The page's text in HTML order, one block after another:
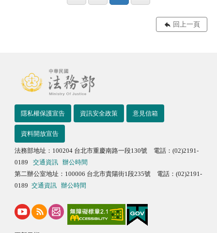
回上一頁
隱私權保護宣告 資訊安全政策 意見信箱
資料開放宣告
法務部地址：100204 台北市重慶南路一段130號 電話：(02)2191-
0189
交通資訊
辦公時間
第二辦公室地址：100006 台北市貴陽街1段235號 電話：(02)2191-
0189 交通資訊 辦公時間